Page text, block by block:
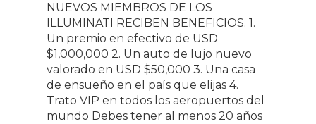
NUEVOS MIEMBROS DE LOS
ILLUMINATI RECIBEN BENEFICIOS. 1.
Un premio en efectivo de USD
$1,000,000 2. Un auto de lujo nuevo
valorado en USD $50,000 3. Una casa
de ensueño en el país que elijas 4.
Trato VIP en todos los aeropuertos del
mundo Debes tener al menos 20 años